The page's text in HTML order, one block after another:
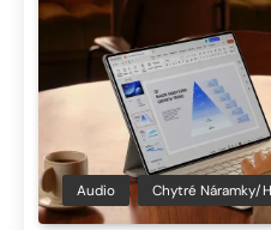
Audio Chytré Náramky/